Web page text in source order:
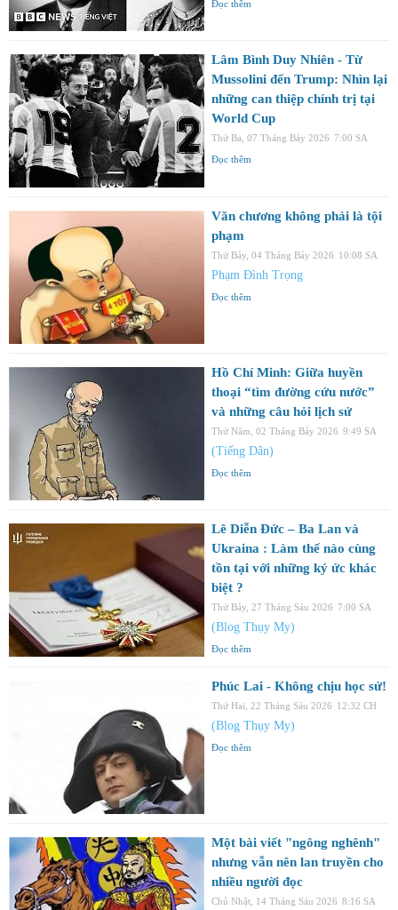
Đọc thêm
Lâm Bình Duy Nhiên - Từ
Mussolini đến Trump: Nhìn lại
những can thiệp chính trị tại
World Cup
Thứ Ba, 07 Tháng Bảy 2026 7:00 SA
Đọc thêm
Văn chương không phải là tội
phạm
Thứ Bảy, 04 Tháng Bảy 2026 10:08 SA
Phạm Đình Trọng
Đọc thêm
Hồ Chí Minh: Giữa huyền
thoại “tìm đường cứu nước”
và những câu hỏi lịch sử
Thứ Năm, 02 Tháng Bảy 2026 9:49 SA
(Tiếng Dân)
Đọc thêm
Lê Diễn Đức – Ba Lan và
Ukraina : Làm thế nào cùng
tồn tại với những ký ức khác
biệt ?
Thứ Bảy, 27 Tháng Sáu 2026 7:00 SA
(Blog Thụy My)
Đọc thêm
Phúc Lai - Không chịu học sử!
Thứ Hai, 22 Tháng Sáu 2026 12:32 CH
(Blog Thụy My)
Đọc thêm
Một bài viết "ngông nghênh"
nhưng vẫn nên lan truyền cho
nhiều người đọc
Chủ Nhật, 14 Tháng Sáu 2026 8:16 SA